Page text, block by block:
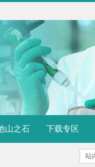
山之石 下载专区